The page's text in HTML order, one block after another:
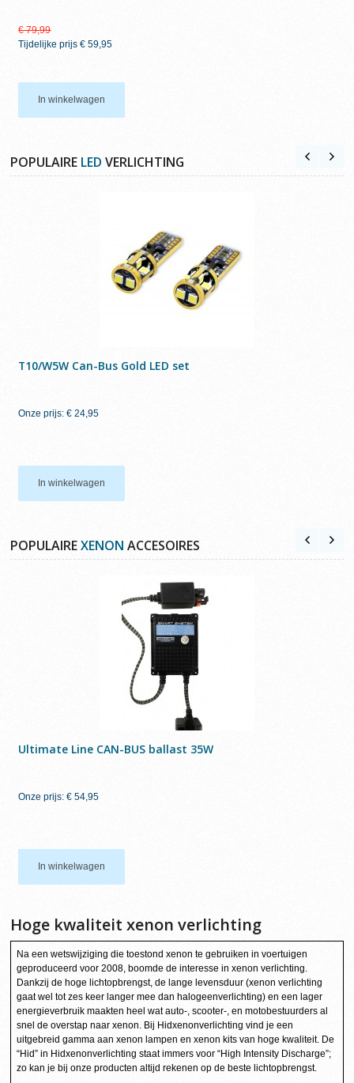
€ 79,99
Tijdelijke prijs € 59,95
In winkelwagen
POPULAIRE LED VERLICHTING
T10/W5W Can-Bus Gold LED set
Onze prijs: € 24,95
In winkelwagen
POPULAIREXENON ACCESOIRES
Ultimate Line CAN-BUS ballast 35W
Onze prijs: € 54,95
In winkelwagen
Hoge kwaliteit xenon verlichting
Na een wetswijziging die toestond xenon te gebruiken in voertuigen
geproduceerd voor 2008, boomde de interesse in xenon verlichting.
Dankzij de hoge lichtopbrengst, de lange levensduur (xenon verlichting
gaat wel tot zes keer langer mee dan halogeenverlichting) en een lager
energieverbruik maakten heel wat auto-, scooter-, en motobestuurders al
snel de overstap naar xenon. Bij Hidxenonverlichting vind je een
uitgebreid gamma aan xenon lampen en xenon kits van hoge kwaliteit. De
“Hid” in Hidxenonverlichting staat immers voor “High Intensity Discharge”;
zo kan je bij onze producten altijd rekenen op de beste lichtopbrengst.